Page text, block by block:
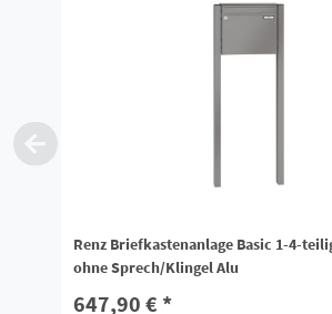
Renz Briefkastenanlage Basic 1-4-
ohne Sprech/Klingel Alu
647,90 € *